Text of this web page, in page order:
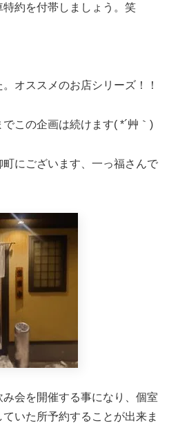
約を付帯しましょう。笑
オススメのお店シリーズ！！
この企画は続けます( *´艸｀)
にございます、一っ福さんで
会を開催する事になり、個室
いた所予約することが出来ま